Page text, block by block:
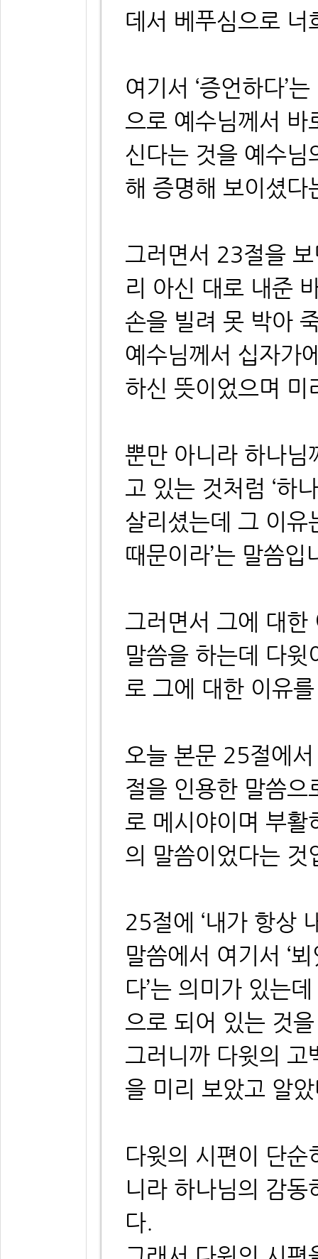
데서 베푸심으로
여기서 ‘증언하다’
으로 예수님께서
신다는 것을 예수님
해 증명해 보이셨다
그러면서 23절을
리 아신 대로 내준
손을 빌려 못 박아
예수님께서 십자가
하신 뜻이었으며 미
뿐만 아니라 하나
고 있는 것처럼 ‘하
살리셨는데 그 이유
때문이라’는 말씀입
그러면서 그에 대한
말씀을 하는데 다
로 그에 대한 이유
오늘 본문 25절에
절을 인용한 말씀
로 메시야이며 부활
의 말씀이었다는 것
25절에 ‘내가 항상
말씀에서 여기서 ‘
다’는 의미가 있는
으로 되어 있는 것
그러니까 다윗의 고
을 미리 보았고 알
다윗의 시편이 단
니라 하나님의 감
다.